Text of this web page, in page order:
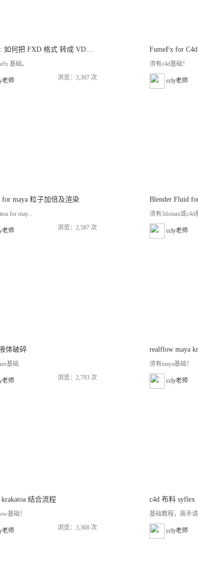
Fumefx : 如何把 FXD 格式 转成 VDB 格式
基础。
老师 浏览：3,307 次
FumeFx for
须有c4d基础！
ccly老师
for maya 粒子加倍及渲染
for may...
老师 浏览：2,587 次
Blender Fluid
须有3dsmax或c4d
ccly老师
体破碎
基础.
老师 浏览：2,793 次
realflow maya
须有maya基础！
ccly老师
结合流程
基础！
老师 浏览：3,368 次
c4d 布料 syflex
基础教程，高手请
ccly老师